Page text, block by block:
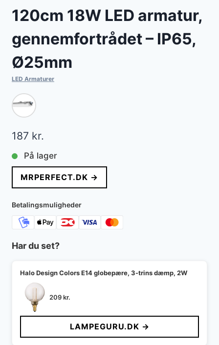
120cm 18W LED armatur,
gennemfortrådet – IP65,
Ø25mm
LED Armaturer
187 kr.
På lager
MRPERFECT.DK →
Betalingsmuligheder
Har du set?
Halo Design Colors E14 globepære, 3-trins dæmp, 2W
209kr.
LAMPEGURU.DK →